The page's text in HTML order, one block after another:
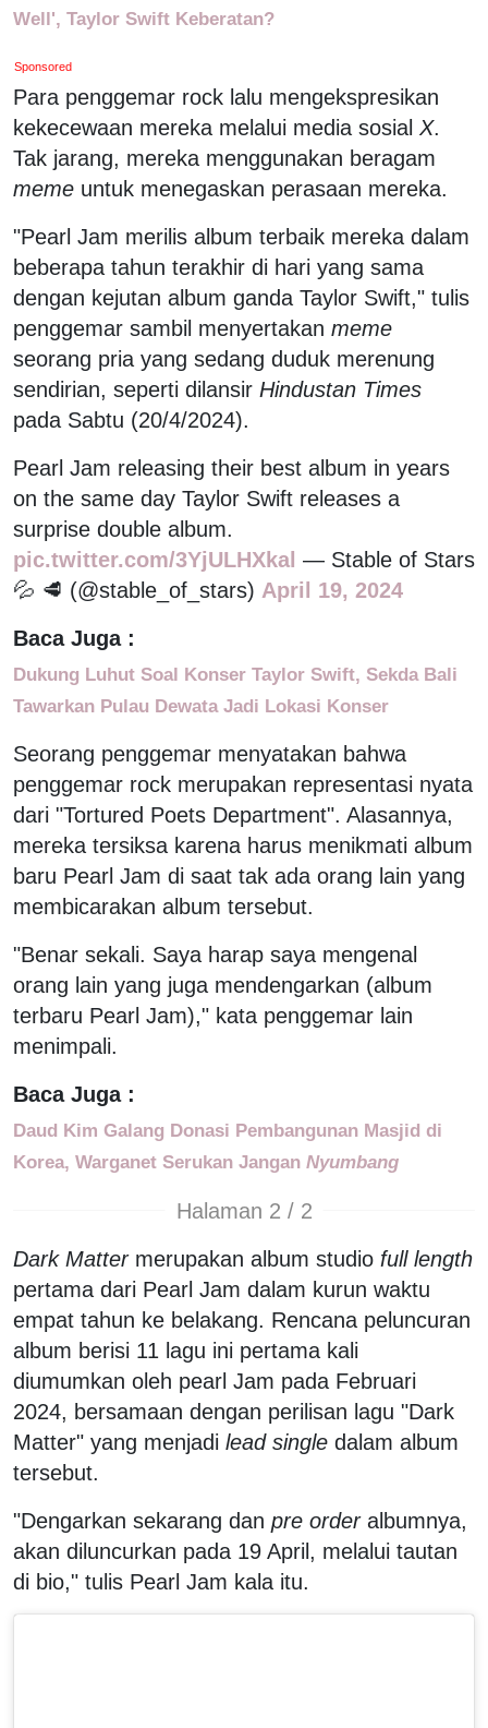
Well', Taylor Swift Keberatan?
Sponsored
Para penggemar rock lalu mengekspresikan
kekecewaan mereka melalui media sosial X.
Tak jarang, mereka menggunakan beragam
meme untuk menegaskan perasaan mereka.
"Pearl Jam merilis album terbaik mereka dalam
beberapa tahun terakhir di hari yang sama
dengan kejutan album ganda Taylor Swift," tulis
penggemar sambil menyertakan meme
seorang pria yang sedang duduk merenung
sendirian, seperti dilansir Hindustan Times
pada Sabtu (20/4/2024).
Pearl Jam releasing their best album in years
on the same day Taylor Swift releases a
surprise double album.
pic.twitter.com/3YjULHXkal — Stable of Stars
💦 🥩 (@stable_of_stars) April 19, 2024
Baca Juga :
Dukung Luhut Soal Konser Taylor Swift, Sekda Bali
Tawarkan Pulau Dewata Jadi Lokasi Konser
Seorang penggemar menyatakan bahwa
penggemar rock merupakan representasi nyata
dari "Tortured Poets Department". Alasannya,
mereka tersiksa karena harus menikmati album
baru Pearl Jam di saat tak ada orang lain yang
membicarakan album tersebut.
"Benar sekali. Saya harap saya mengenal
orang lain yang juga mendengarkan (album
terbaru Pearl Jam)," kata penggemar lain
menimpali.
Baca Juga :
Daud Kim Galang Donasi Pembangunan Masjid di
Korea, Warganet Serukan Jangan Nyumbang
Halaman 2 / 2
Dark Mattermerupakan album studio full length
pertama dari Pearl Jam dalam kurun waktu
empat tahun ke belakang. Rencana peluncuran
album berisi 11 lagu ini pertama kali
diumumkan oleh pearl Jam pada Februari
2024, bersamaan dengan perilisan lagu "Dark
Matter" yang menjadi lead single dalam album
tersebut.
"Dengarkan sekarang dan pre orderalbumnya,
akan diluncurkan pada 19 April, melalui tautan
di bio," tulis Pearl Jam kala itu.